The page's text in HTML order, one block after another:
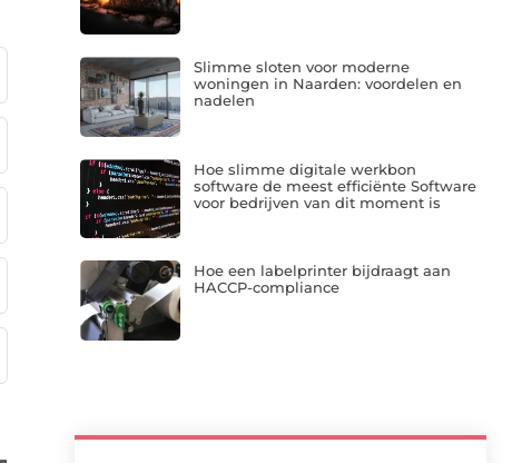
Slimme sloten voor moderne
woningen in Naarden: voordelen en
nadelen
Hoe slimme digitale werkbon
software de meest efficiënte Software
voor bedrijven van dit moment is
Hoe een labelprinter bijdraagt aan
HACCP-compliance